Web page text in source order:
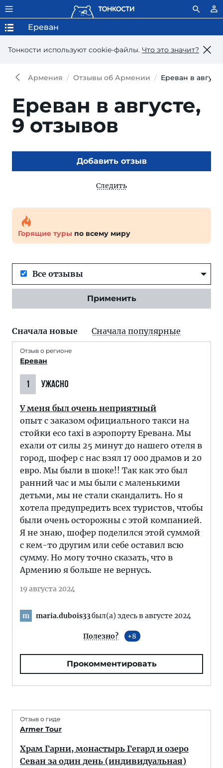
Тонкости используют сookie-файлы. Что это значит?
Ереван
Армения Отзывы об Армении Ереван в
Ереван в августе,
9 отзывов
Добавить отзыв
Следить
Горящие туры по всему миру
Все отзывы
Применить
Сначала новые Сначала популярные
Отзыв о регионе
Ереван
1 УЖАСНО
У меня был очень неприятный
опыт с заказом официального такси на
стойки eco taxi в аэропорту Еревана. Мы
ехали от силы 25 минут до нашего отеля в
город, шофер с нас взял 17 000 драмов и 20
евро. Мы были в шоке!! Так как это был
ранний час и мы были с маленькими
детьми, мы не стали скандалить. Но я
хотела предупредить всех туристов, чтобы
были очень осторожны с этой компанией.
Я не знаю, шофер поделился этой суммой
с кем-то другим или себе оставил всю
сумму. Но могу точно сказать, что в
Армению я больше не вернусь.
19 августа 2024
m maria.dubois33был(а) здесь в августе 2024
Полезно? 8
Прокомментировать
Отзыв о гиде
Armer Tour
Храм Гарни, монастырь Гегард и озеро
Севан за один день (индивидуальная)